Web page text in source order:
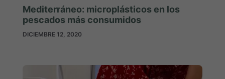
Mediterráneo: microplásticos en los
pescados más consumidos
DICIEMBRE 12, 2020